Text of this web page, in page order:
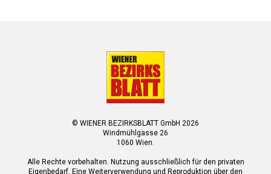
© WIENER BEZIRKSBLATT GmbH 2026
Windmühlgasse 26
1060 Wien.
Alle Rechte vorbehalten. Nutzung ausschließlich für den privaten
Eigenbedarf. Eine Weiterverwendung und Reproduktion über den